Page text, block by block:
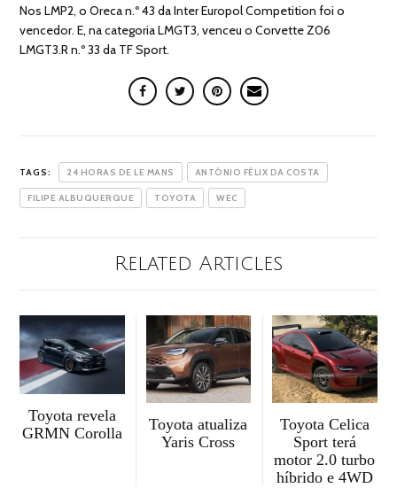
Nos LMP2, o Oreca n.º 43 da Inter Europol Competition foi o
vencedor. E, na categoria LMGT3, venceu o Corvette Z06
LMGT3.R n.º 33 da TF Sport.
TAGS: 24 HORAS DE LE MANS ANTÓNIO FÉLIX DA COSTA
FILIPE ALBUQUERQUE TOYOTA WEC
Related Articles
Toyota revela
GRMN Corolla
Toyota atualiza
Yaris Cross
Toyota Celica
Sport terá
motor 2.0 turbo
híbrido e 4WD